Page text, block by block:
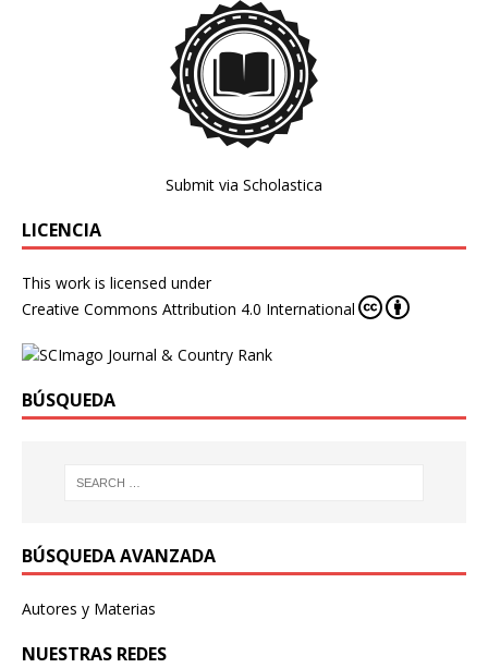
Submit via Scholastica
LICENCIA
This work is licensed under
Creative Commons Attribution 4.0 International
BÚSQUEDA
BÚSQUEDA AVANZADA
Autores y Materias
NUESTRAS REDES